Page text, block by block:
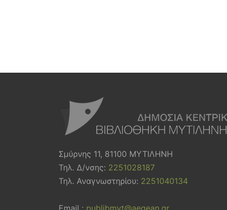
Σμύρνης 11, 81100 ΜΥΤΙΛΗΝΗ
Τηλ. Δ/νσης: 2251028187
Τηλ. Αναγνωστηρίου: 2251040134
Email : publibmyt@aegean.gr